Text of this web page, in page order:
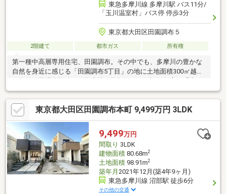
東急多摩川線 多摩川駅 バス11分/
「玉川温室村」バス停 停歩3分
東京都大田区田園調布５
2階建て 都市ガス 所有権
第一種中高層専用住宅、田園調布。その中でも、多摩川の豊かな
自然を身近に感じる「田園調布5丁目」の地に土地面積300㎡越え
角地」かつ「整形地」であるという点です。南西向きの角地は、
降り注ぐ陽光と、遮るもの少ない開放感を享受できる特別なポジ
ションです。また、土地の形状が整った「整形地」であること
は、建築設計において極めて有利に働きます。デッドスペースを
排除し、耐震性や断熱性を確保しながら、ご家族のこだわりを細
部まで反映した無駄のない邸宅プランニングを可能にします。
東京都大田区田園調布本町 9,499万円 3LDK
9,499万円
間取り 3LDK
建物面積80.68m2
土地面積98.91m2
築年月 2021年12月(築4年9ヶ月)
東急多摩川線 沼部駅 徒歩6分
その他の交通